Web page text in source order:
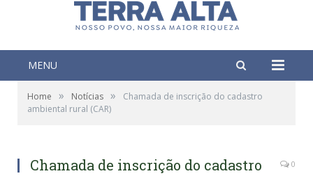
MENU
Home » Notícias »
Chamada de inscrição do cadastro
ambiental rural (CAR)
Chamada de inscrição do cadastro
0